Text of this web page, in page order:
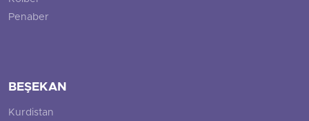
Penaber
BEŞEKAN
Kurdistan